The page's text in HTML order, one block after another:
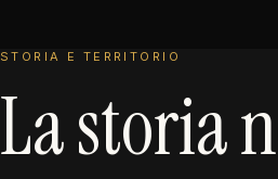
STORIA E TERRITORIO
La storia